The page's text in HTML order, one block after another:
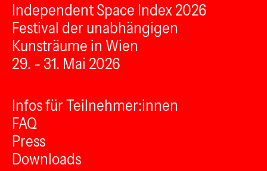
Independent Space Index 2026
Festival der unabhängigen
Kunsträume in Wien
29. - 31. Mai 2026
Infos für Teilnehmer:innen
FAQ
Press
Downloads